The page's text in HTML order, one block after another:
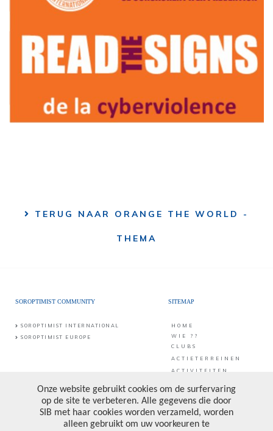
TERUG NAAR ORANGE THE WORLD -
THEMA
SOROPTIMIST COMMUNITY
SOROPTIMIST INTERNATIONAL
SOROPTIMIST EUROPE
SITEMAP
HOME
WIE ??
CLUBS
ACTIETERREINEN
ACTIVITEITEN
DONATE
PRIVACY POLICY
Middaglijnstraat 10
1210 Brussel
Bankrekening: BE25 0017 6998 6682